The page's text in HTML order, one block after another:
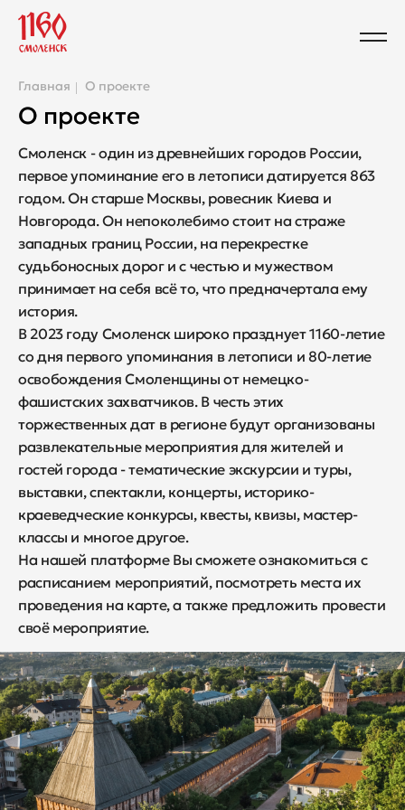
Главная О проекте
О проекте
Смоленск - один из древнейших городов России,
первое упоминание его в летописи датируется 863
годом. Он старше Москвы, ровесник Киева и
Новгорода. Он непоколебимо стоит на страже
западных границ России, на перекрестке
судьбоносных дорог и с честью и мужеством
принимает на себя всё то, что предначертала ему
история.
В 2023 году Смоленск широко празднует 1160-летие
со дня первого упоминания в летописи и 80-летие
освобождения Смоленщины от немецко-
фашистских захватчиков. В честь этих
торжественных дат в регионе будут организованы
развлекательные мероприятия для жителей и
гостей города - тематические экскурсии и туры,
выставки, спектакли, концерты, историко-
краеведческие конкурсы, квесты, квизы, мастер-
классы и многое другое.
На нашей платформе Вы сможете ознакомиться с
расписанием мероприятий, посмотреть места их
проведения на карте, а также предложить провести
своё мероприятие.